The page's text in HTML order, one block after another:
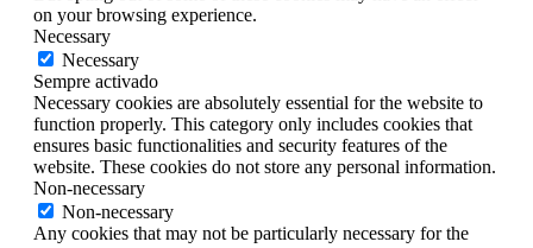
on your browsing experience.
Necessary
Necessary
Sempre activado
Necessary cookies are absolutely essential for the website to
function properly. This category only includes cookies that
ensures basic functionalities and security features of the
website. These cookies do not store any personal information.
Non-necessary
Non-necessary
Any cookies that may not be particularly necessary for the